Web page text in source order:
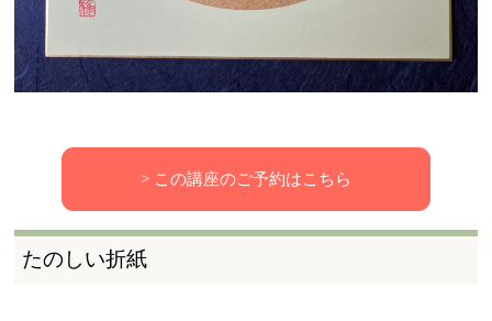
> この講座のご予約はこちら
たのしい折紙